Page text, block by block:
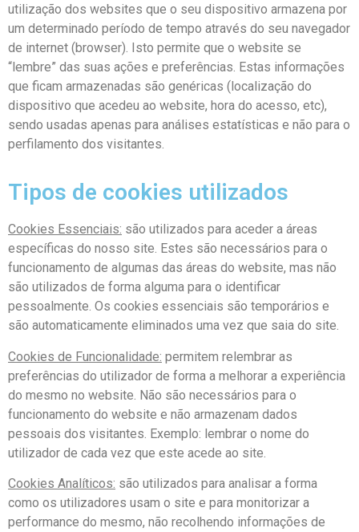
utilização dos websites que o seu dispositivo armazena por
um determinado período de tempo através do seu navegador
de internet (browser). Isto permite que o website se
“lembre” das suas ações e preferências. Estas informações
que ficam armazenadas são genéricas (localização do
dispositivo que acedeu ao website, hora do acesso, etc),
sendo usadas apenas para análises estatísticas e não para o
perfilamento dos visitantes.
Tipos de cookies utilizados
Cookies Essenciais: são utilizados para aceder a áreas
específicas do nosso site. Estes são necessários para o
funcionamento de algumas das áreas do website, mas não
são utilizados de forma alguma para o identificar
pessoalmente. Os cookies essenciais são temporários e
são automaticamente eliminados uma vez que saia do site.
Cookies de Funcionalidade: permitem relembrar as
preferências do utilizador de forma a melhorar a experiência
do mesmo no website. Não são necessários para o
funcionamento do website e não armazenam dados
pessoais dos visitantes. Exemplo: lembrar o nome do
utilizador de cada vez que este acede ao site.
Cookies Analíticos: são utilizados para analisar a forma
como os utilizadores usam o site e para monitorizar a
performance do mesmo, não recolhendo informações de